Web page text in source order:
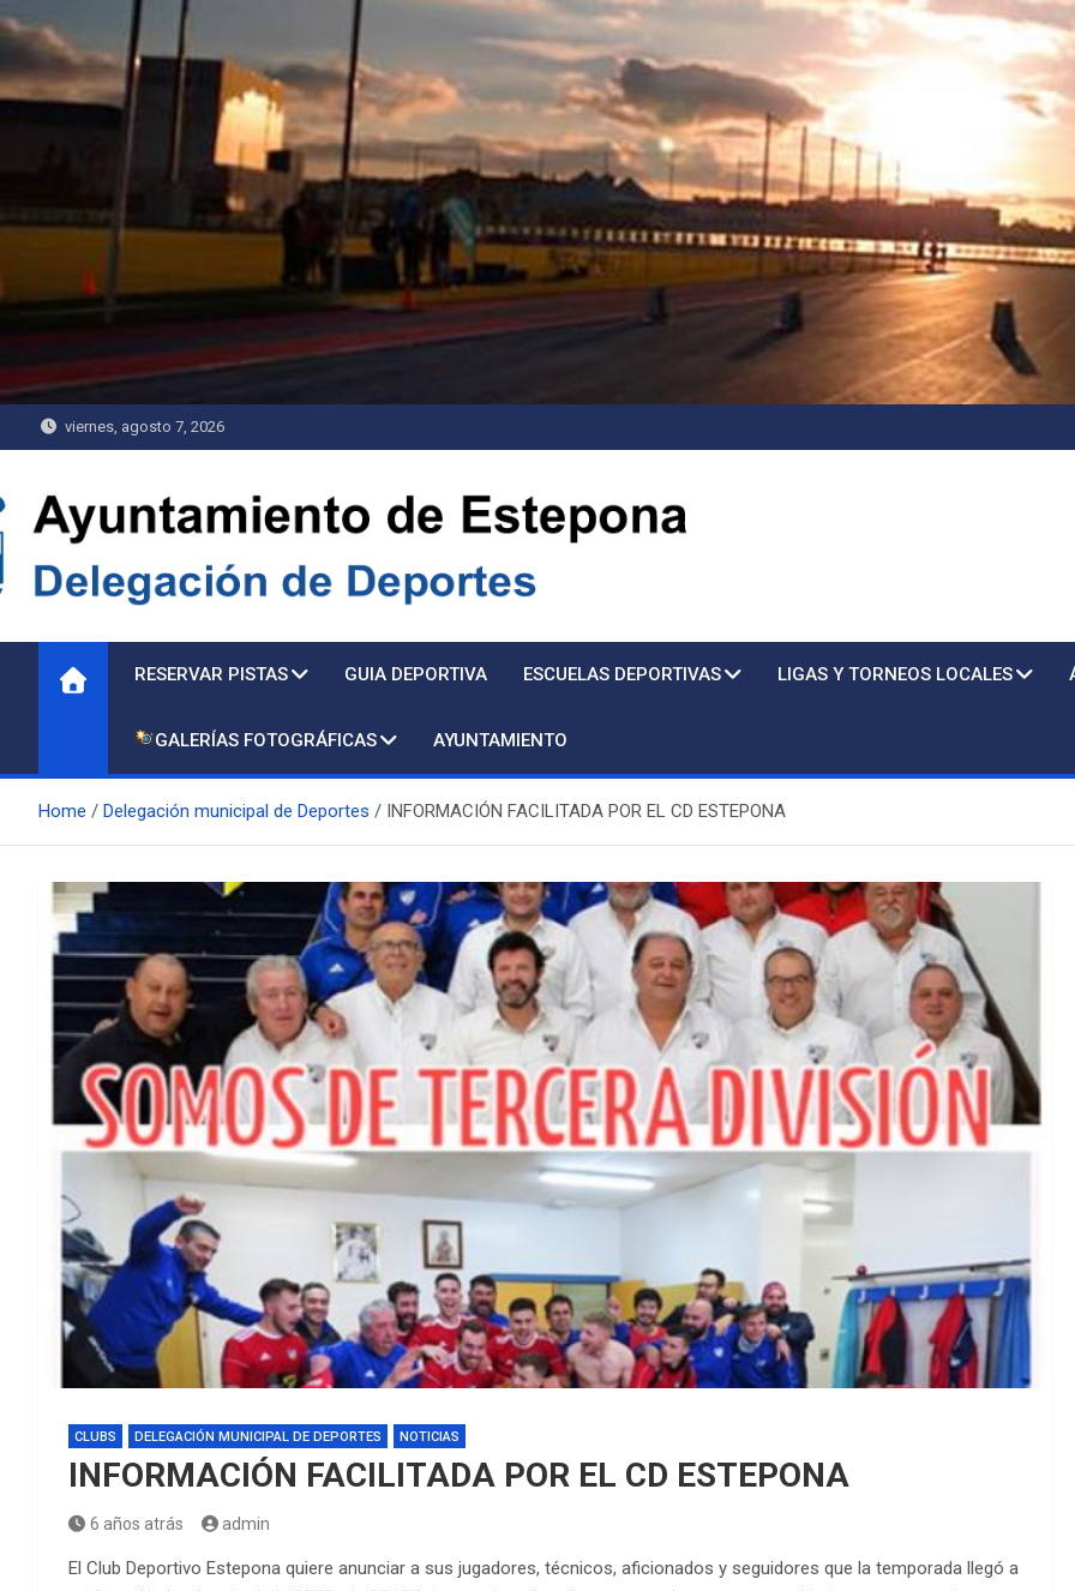
Saltar
al
contenido
viernes, agosto 7, 2026
Delegación de Deportes
RESERVAR PISTAS GUIA DEPORTIVA ESCUELAS DEPORTIVAS LIGAS Y TORNEOS LOCALES
GALERÍAS FOTOGRÁFICAS AYUNTAMIENTO
Home Delegación municipal de Deportes INFORMACIÓN FACILITADA POR EL CD ESTEPONA
CLUBS DELEGACIÓN MUNICIPAL DE DEPORTES NOTICIAS
INFORMACIÓN FACILITADA POR EL CD ESTEPONA
6 años atrás admin
El Club Deportivo Estepona quiere anunciar a sus jugadores, técnicos, aficionados y seguidores que la temporada llegó a
Piscina
EDM 26-27 /
EDM 26-27